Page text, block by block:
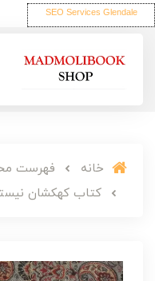
SEO Services Glendale
خانه
فهرست
کتاب کهکشان